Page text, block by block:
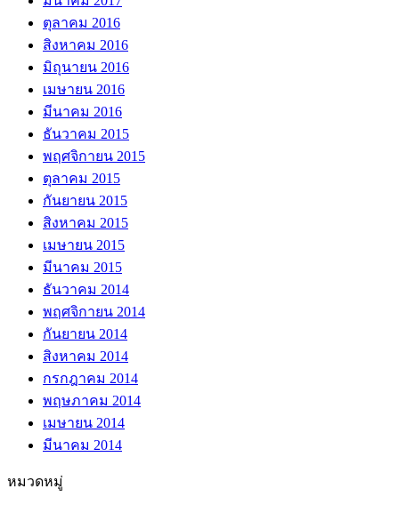
ตุลาคม 2016
สิงหาคม 2016
มิถุนายน 2016
เมษายน 2016
มีนาคม 2016
ธันวาคม 2015
พฤศจิกายน 2015
ตุลาคม 2015
กันยายน 2015
สิงหาคม 2015
เมษายน 2015
มีนาคม 2015
ธันวาคม 2014
พฤศจิกายน 2014
กันยายน 2014
สิงหาคม 2014
กรกฎาคม 2014
พฤษภาคม 2014
เมษายน 2014
มีนาคม 2014
หมวดหมู่